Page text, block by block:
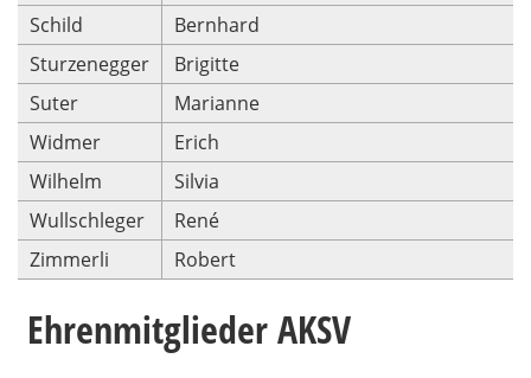
Schild
Bernhard
Sturzenegger
Brigitte
Suter
Marianne
Widmer
Erich
Wilhelm
Silvia
Wullschleger
René
Zimmerli
Robert
Ehrenmitglieder AKSV